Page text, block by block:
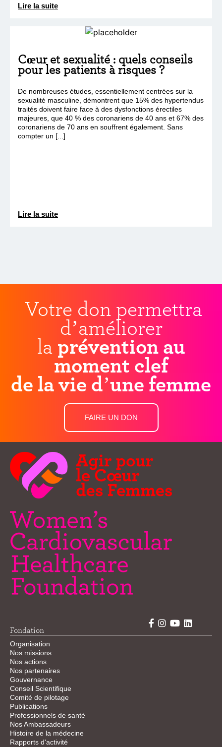
Lire la suite
Cœur et sexualité : quels conseils
pour les patients à risques ?
De nombreuses études, essentiellement centrées sur la
sexualité masculine, démontrent que 15% des hypertendus
traités doivent faire face à des dysfonctions érectiles
majeures, que 40 % des coronariens de 40 ans et 67% des
coronariens de 70 ans en souffrent également. Sans
compter un [...]
Lire la suite
Votre don permettra
d’améliorer
la prévention au
moment clef
de la vie d’une femme
FAIRE UN DON
Fondation
Organisation
Nos missions
Nos actions
Nos partenaires
Gouvernance
Conseil Scientifique
Comité de pilotage
Publications
Professionnels de santé
Nos Ambassadeurs
Histoire de la médecine
Rapports d'activité